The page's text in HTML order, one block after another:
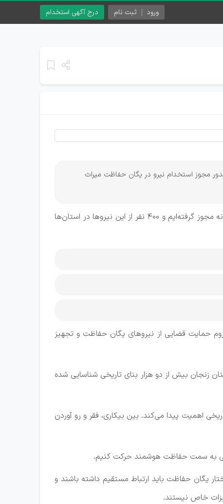
درج آگهی استخدام ورود ثبت نام
مجوز استخدام نیرو در یگان حفاظت میراث
برای جذب نیرو در یگان حفاظت این وزارتخانه مجوز گرفته‌ایم و ۴۰۰ نفر از این نیروها در استان‌ها
تاریخی، لزوم حمایت قضایی از نیروهای یگان حفاظت و تجهیز
فعالیت دارند. در استان زنجان بیش از دو هزار بنای تاریخی شناسایی شده
اهمیت پیدا می‌کند. بین بیکاری، فقر و رو آوردن
به سمت حفاظت هوشمند حرکت کنیم.
یگان حفاظت باید ارتباط مستقیم داشته باشند و
خاص نیستند.